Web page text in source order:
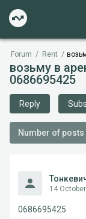
Forum / Rent /
возьму в
0686695425
Reply
Number of posts
14 October
0686695425